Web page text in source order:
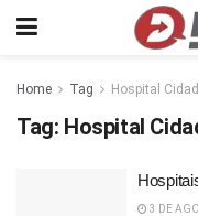
Home Tag Hospital
Tag: Hospital
3 DE